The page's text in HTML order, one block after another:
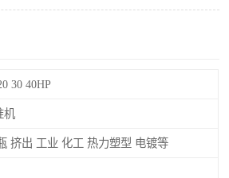
30 40HP
机
挤出 工业 化工 热力塑型 电镀等